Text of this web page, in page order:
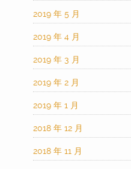
2019 年 5 月
2019 年 4 月
2019 年 3 月
2019 年 2 月
2019 年 1 月
2018 年 12 月
2018 年 11 月